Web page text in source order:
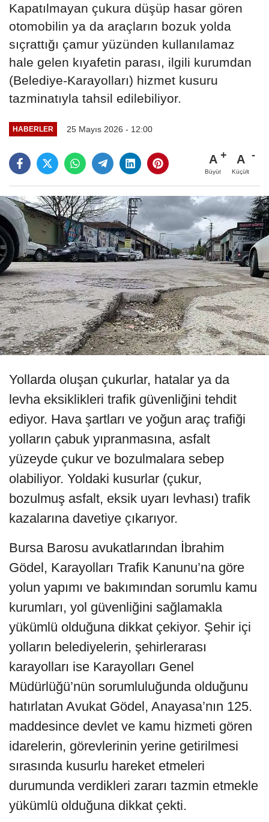
Kapatılmayan çukura düşüp hasar gören
otomobilin ya da araçların bozuk yolda
sıçrattığı çamur yüzünden kullanılamaz
hale gelen kıyafetin parası, ilgili kurumdan
(Belediye-Karayolları) hizmet kusuru
tazminatıyla tahsil edilebiliyor.
HABERLER 25 Mayıs 2026 - 12:00
A
Büyüt
A
Küçült
Yollarda oluşan çukurlar, hatalar ya da
levha eksiklikleri trafik güvenliğini tehdit
ediyor. Hava şartları ve yoğun araç trafiği
yolların çabuk yıpranmasına, asfalt
yüzeyde çukur ve bozulmalara sebep
olabiliyor. Yoldaki kusurlar (çukur,
bozulmuş asfalt, eksik uyarı levhası) trafik
kazalarına davetiye çıkarıyor.
Bursa Barosu avukatlarından İbrahim
Gödel, Karayolları Trafik Kanunu’na göre
yolun yapımı ve bakımından sorumlu kamu
kurumları, yol güvenliğini sağlamakla
yükümlü olduğuna dikkat çekiyor. Şehir içi
yolların belediyelerin, şehirlerarası
karayolları ise Karayolları Genel
Müdürlüğü’nün sorumluluğunda olduğunu
hatırlatan Avukat Gödel, Anayasa’nın 125.
maddesince devlet ve kamu hizmeti gören
idarelerin, görevlerinin yerine getirilmesi
sırasında kusurlu hareket etmeleri
durumunda verdikleri zararı tazmin etmekle
yükümlü olduğuna dikkat çekti.